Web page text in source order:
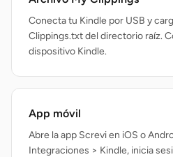
Conecta tu Kindle por USB y
Clippings.txt del directorio raíz.
dispositivo Kindle.
App móvil
Abre la app Screvi en iOS o
Integraciones > Kindle, inicia